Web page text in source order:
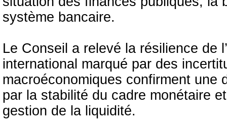
système bancaire.
Le Conseil a relevé la résilience de
international marqué par des
macroéconomiques confirment une
par la stabilité du cadre monétaire
gestion de la liquidité.